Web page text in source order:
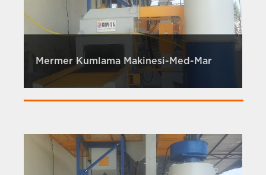
Mermer Kumlama Makinesi-Med-Mar